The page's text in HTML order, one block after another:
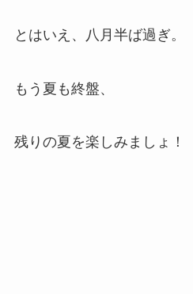
とはいえ、八月半ば過ぎ。
もう夏も終盤、
残りの夏を楽しみましょ！